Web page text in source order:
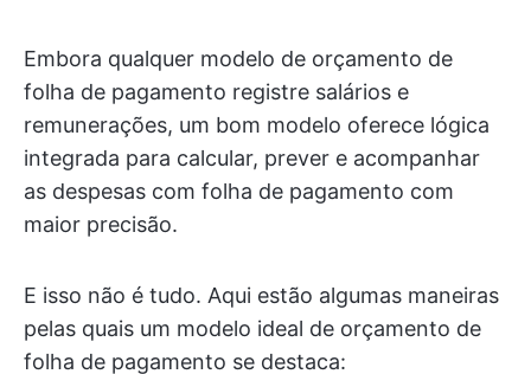
Embora qualquer modelo de orçamento de
folha de pagamento registre salários e
remunerações, um bom modelo oferece lógica
integrada para calcular, prever e acompanhar
as despesas com folha de pagamento com
maior precisão.
E isso não é tudo. Aqui estão algumas maneiras
pelas quais um modelo ideal de orçamento de
folha de pagamento se destaca: